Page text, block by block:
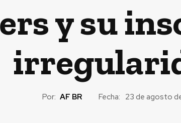
y su
Por: AF BR Fecha: 23 de agosto